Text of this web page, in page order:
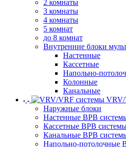
2 комнаты
3 комнаты
4 комнаты
5 комнат
до 8 комнат
Внутренние блоки
Настенные
Кассетные
Напольно-
Колонные
Канальные
VRV/
Наружные блоки
Настенные ВРВ
Кассетные ВРВ
Канальные ВРВ
Напольно-потолочные